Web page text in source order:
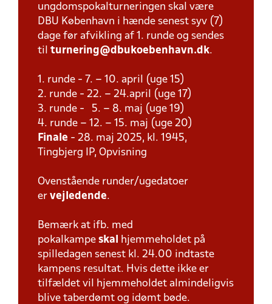
ungdomspokalturneringen skal være
DBU København i hænde senest syv (7)
dage før afvikling af 1. runde og sendes
til turnering@dbukoebenhavn.dk.
1. runde - 7. – 10. april (uge 15)
2. runde - 22. – 24.april (uge 17)
3. runde - 5. – 8. maj (uge 19)
4. runde – 12. – 15. maj (uge 20)
Finale - 28. maj 2025, kl. 1945,
Tingbjerg IP, Opvisning
Ovenstående runder/ugedatoer
er vejledende.
Bemærk at ifb. med
pokalkampe skal
hjemmeholdet på
spilledagen senest kl. 24.00 indtaste
kampens resultat. Hvis dette ikke er
tilfældet vil hjemmeholdet almindeligvis
blive taberdømt og idømt bøde.